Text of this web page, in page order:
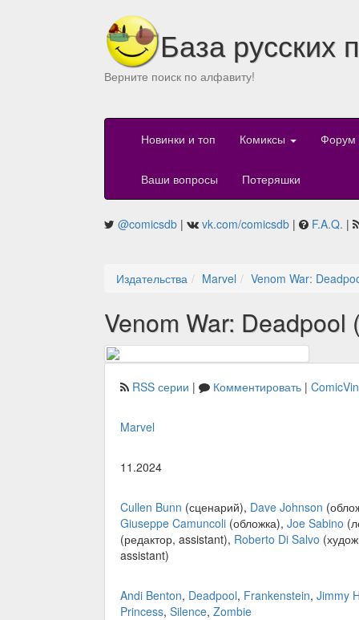
База русских
Верните поиск по алфавиту!
Новинки и топ Комиксы Форум
Ваши вопросы Потеряшки
@comicsdb | vk.com/comicsdb | F.A.Q. |
Издательства Marvel Venom War:
Venom War:
RSS серии | Комментировать |
Marvel
11.2024
Cullen Bunn (сценарий), Dave Johnson
Giuseppe Camuncoli (обложка), Joe Sabino
(редактор, assistant), Roberto Di Salvo
assistant)
Andi Benton, Deadpool, Frankenstein, Jimmy
Princess, Silence, Zombie